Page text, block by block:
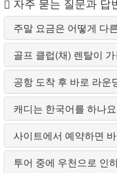
주말 요금은 어떻게 다
골프 클럽(채) 렌탈이
공항 도착 후 바로 라운
캐디는 한국어를 하나
사이트에서 예약하면
투어 중에 우천으로 인